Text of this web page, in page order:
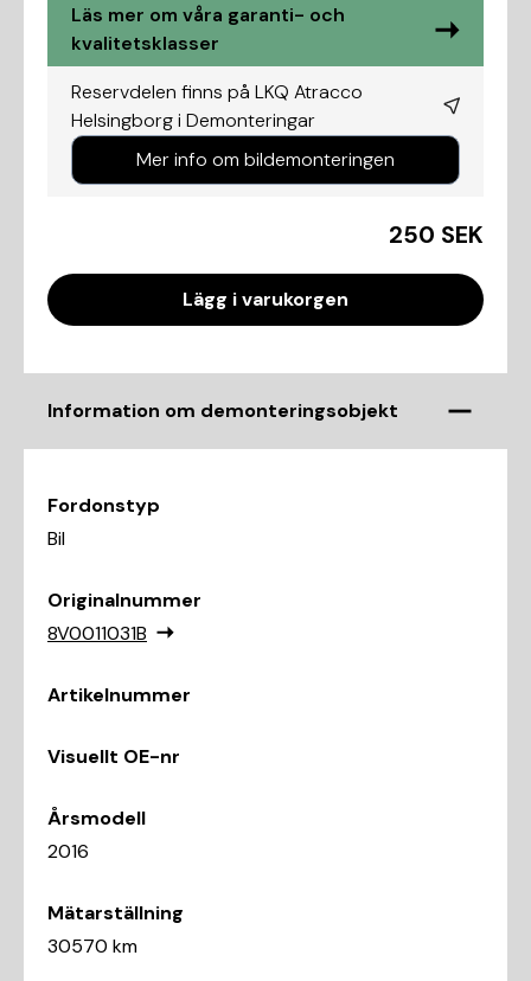
Läs mer om våra garanti- och
kvalitetsklasser
Reservdelen finns på LKQ Atracco
Helsingborg i Demonteringar
Mer info om bildemonteringen
250 SEK
Lägg i varukorgen
Information om demonteringsobjekt
Fordonstyp
Bil
Originalnummer
8V0011031B
Artikelnummer
Visuellt OE-nr
Årsmodell
2016
Mätarställning
30570 km